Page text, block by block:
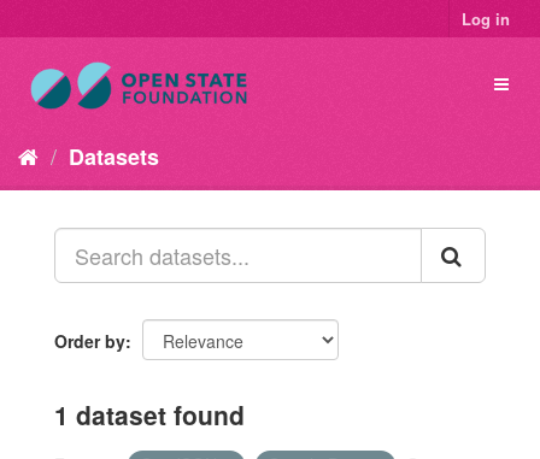
Log in
Datasets
Order by
1 dataset found